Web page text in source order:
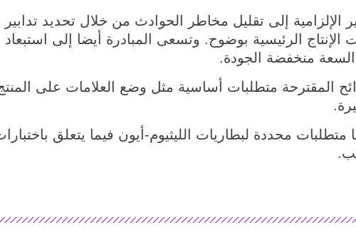
الإلزامية إلى تقليل مخاطر الحوادث من خلال تحديد
الإنتاج الرئيسية بوضوح. وتسعى المبادرة أيضا إلى
منخفضة الجودة.
المقترحة متطلبات أساسية مثل وضع العلامات على المنتج
محددة لبطاريات الليثيوم-أيون فيما يتعلق